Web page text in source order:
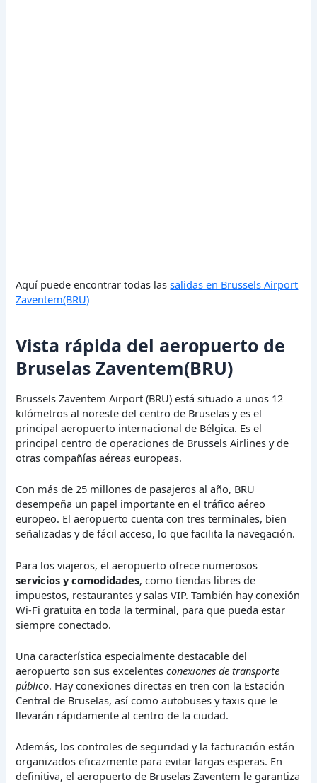
Aquí puede encontrar todas lassalidas en Brussels Airport
Zaventem(BRU)
Vista rápida del aeropuerto de
Bruselas Zaventem(BRU)
Brussels Zaventem Airport (BRU) está situado a unos 12
kilómetros al noreste del centro de Bruselas y es el
principal aeropuerto internacional de Bélgica. Es el
principal centro de operaciones de Brussels Airlines y de
otras compañías aéreas europeas.
Con más de 25 millones de pasajeros al año, BRU
desempeña un papel importante en el tráfico aéreo
europeo. El aeropuerto cuenta con tres terminales, bien
señalizadas y de fácil acceso, lo que facilita la navegación.
Para los viajeros, el aeropuerto ofrece numerosos
servicios y comodidades, como tiendas libres de
impuestos, restaurantes y salas VIP. También hay conexión
Wi-Fi gratuita en toda la terminal, para que pueda estar
siempre conectado.
Una característica especialmente destacable del
aeropuerto son sus excelentesconexiones de transporte
público. Hay conexiones directas en tren con la Estación
Central de Bruselas, así como autobuses y taxis que le
llevarán rápidamente al centro de la ciudad.
Además, los controles de seguridad y la facturación están
organizados eficazmente para evitar largas esperas. En
definitiva, el aeropuerto de Bruselas Zaventem le garantiza